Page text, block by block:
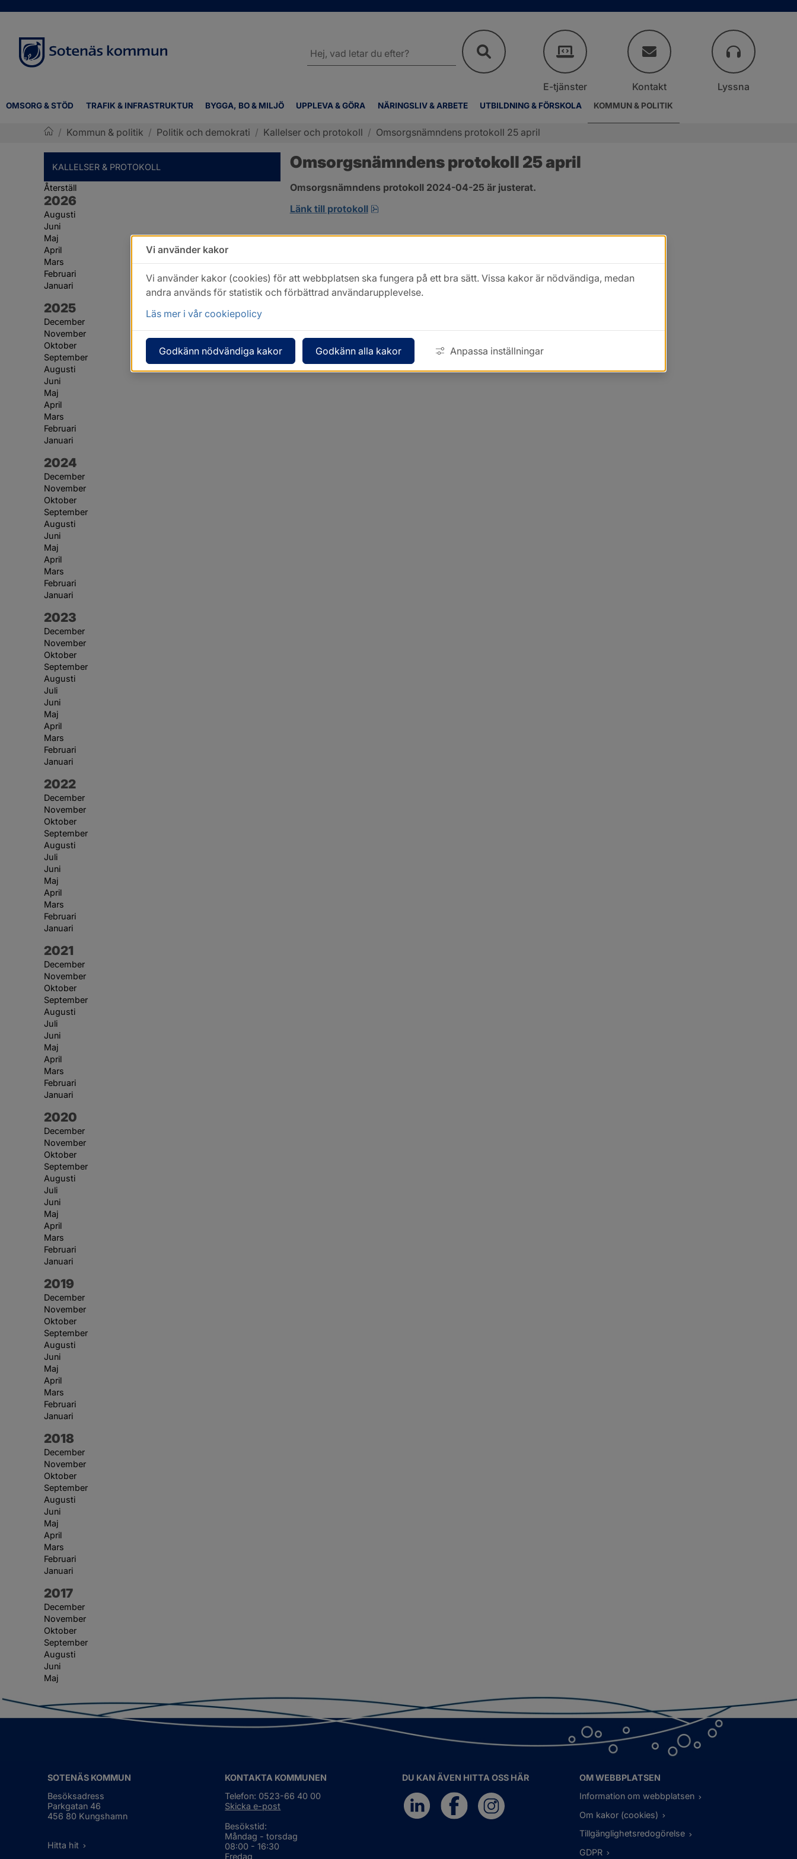
OMSORG & STÖD TRAFIK & INFRASTRUKTUR BYGGA, BO & MILJÖ UPPLEVA & GÖRA NÄRINGSLIV & ARBETE UTBILDNING & FÖRSKOLA KOMMUN & POLITIK
webbplatsen
E-tjänster Kontakt Lyssna
/ Kommun & politik / Politik och demokrati / Kallelser och protokoll / Omsorgsnämndens protokoll 25 april
KALLELSER & PROTOKOLL
Återställ
År:
2026
Augusti
Juni
Maj
April
Mars
Februari
Januari
År:
2025
December
November
Oktober
September
Augusti
Juni
Maj
April
Mars
Februari
Januari
År:
2024
December
November
Oktober
September
Augusti
Juni
Maj
April
Mars
Februari
Januari
År:
2023
December
November
Oktober
September
Augusti
Juli
Juni
Maj
April
Mars
Februari
Januari
År:
2022
December
November
Oktober
September
Augusti
Juli
Juni
Maj
April
Mars
Februari
Januari
År:
2021
December
November
Oktober
September
Augusti
Juli
Juni
Maj
April
Mars
Februari
Januari
År:
2020
December
November
Oktober
September
Augusti
Juli
Juni
Maj
April
Mars
Februari
Januari
År:
2019
December
November
Oktober
September
Augusti
Juni
Maj
April
Mars
Februari
Januari
År:
2018
December
November
Oktober
September
Augusti
Juni
Maj
April
Mars
Februari
Januari
År:
2017
December
November
Oktober
September
Augusti
Juni
Maj
Omsorgsnämndens protokoll 25 april
Omsorgsnämndens protokoll 2024-04-25 är justerat.
Länk till protokoll
pdf, 222.9 kB, öppnas i nytt fönster.
SOTENÄS KOMMUN
Besöksadress
Parkgatan 46
456 80 Kungshamn
Hitta hit
KONTAKTA KOMMUNEN
Telefon: 0523-66 40 00
Skicka e-post
Besökstid:
Måndag - torsdag
08:00 - 16:30
Fredag
DU KAN ÄVEN HITTA OSS HÄR
OM WEBBPLATSEN
Information om webbplatsen
Om kakor (cookies)
Tillgänglighetsredogörelse
GDPR
Vi använder kakor
Vi använder kakor (cookies) för att webbplatsen ska fungera på ett bra sätt. Vissa kakor är nödvändiga, medan
andra används för statistik och förbättrad användarupplevelse.
Läs mer i vår cookiepolicy
Godkänn nödvändiga kakor Godkänn alla kakor Anpassa inställningar